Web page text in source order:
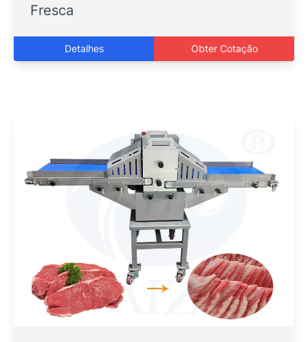
Fresca
Detalhes Obter Cotação